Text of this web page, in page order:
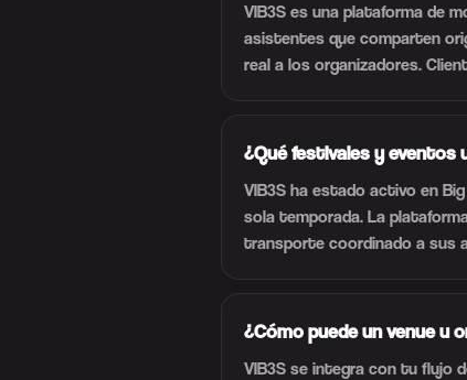
VIB3S es una plataforma de
asistentes que comparten
real a los organizadores.
¿Qué festivales y eventos
VIB3S ha estado activo en
sola temporada. La
transporte coordinado a sus
¿Cómo puede un venue u
VIB3S se integra con tu flujo